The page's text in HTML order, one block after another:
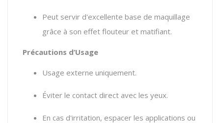
Peut servir d'excellente base de maquillage
grâce à son effet flouteur et matifiant.
Précautions d’Usage
Usage externe uniquement.
Éviter le contact direct avec les yeux.
En cas d'irritation, espacer les applications ou